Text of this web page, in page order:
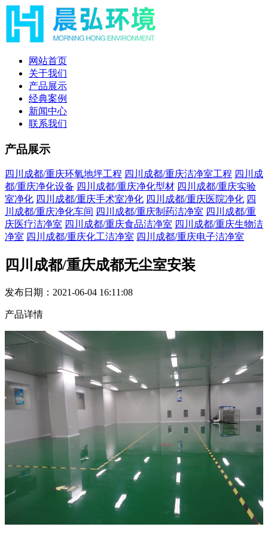
网站首页
关于我们
产品展示
经典案例
新闻中心
联系我们
产品展示
四川成都/重庆环氧地坪工程 四川成都/重庆洁净室工程 四川成
都/重庆净化设备 四川成都/重庆净化型材 四川成都/重庆实验
室净化 四川成都/重庆手术室净化 四川成都/重庆医院净化 四
川成都/重庆净化车间 四川成都/重庆制药洁净室 四川成都/重
庆医疗洁净室 四川成都/重庆食品洁净室 四川成都/重庆生物洁
净室 四川成都/重庆化工洁净室 四川成都/重庆电子洁净室
四川成都/重庆成都无尘室安装
发布日期：2021-06-04 16:11:08
产品详情